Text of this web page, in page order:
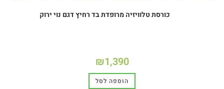
כורסת טלוויזיה מרופדת בד רחיץ דגם נוי ירוק
₪1,390
הוספה לסל